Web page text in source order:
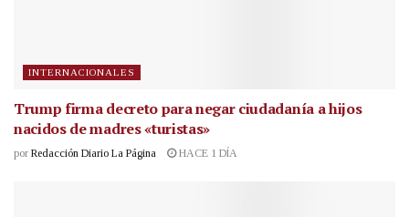
INTERNACIONALES
Trump firma decreto para negar ciudadanía a hijos
nacidos de madres «turistas»
por Redacción Diario La Página HACE 1 DÍA